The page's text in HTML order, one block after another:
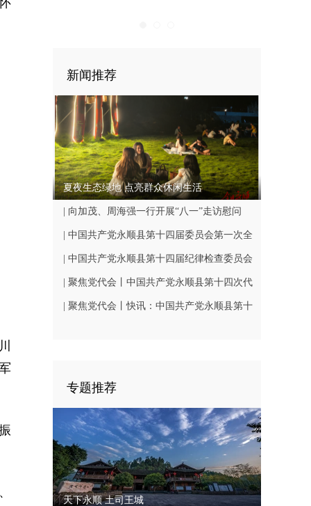
新闻推荐
夏夜生态绿地 点亮群众休闲生活
| 向加茂、周海强一行开展“八一”走访慰问
| 中国共产党永顺县第十四届委员会第一次全
体会议召开
| 中国共产党永顺县第十四届纪律检查委员会
第一次全体会议召开
| 聚焦党代会丨中国共产党永顺县第十四次代
表大会闭幕
| 聚焦党代会丨快讯：中国共产党永顺县第十
专题推荐
天下永顺 土司王城